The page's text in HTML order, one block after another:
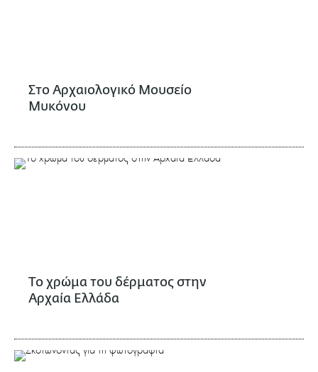
Στο Αρχαιολογικό Μουσείο
Μυκόνου
Το χρώμα του δέρματος στην
Αρχαία Ελλάδα